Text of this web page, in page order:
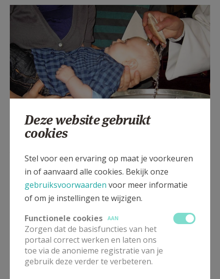
Voor het correct weergeven van deze inhoud
dien je (sociale) content cookies te aanvaarden.
Deze website gebruikt
cookies
Stel voor een ervaring op maat je voorkeuren
in of aanvaard alle cookies. Bekijk onze
gebruiksvoorwaarden voor meer informatie
of om je instellingen te wijzigen.
Functionele cookies
AAN
Zorgen dat de basisfuncties van het
portaal correct werken en laten ons
toe via de anonieme registratie van je
gebruik deze verder te verbeteren.